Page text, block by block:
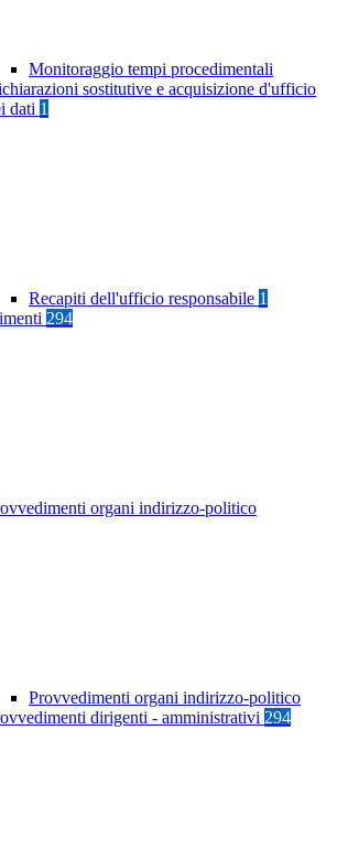
Monitoraggio tempi procedimentali
sostitutive e acquisizione d'ufficio
dati 1
Recapiti dell'ufficio responsabile 1
294
organi indirizzo-politico
Provvedimenti organi indirizzo-politico
dirigenti - amministrativi 294